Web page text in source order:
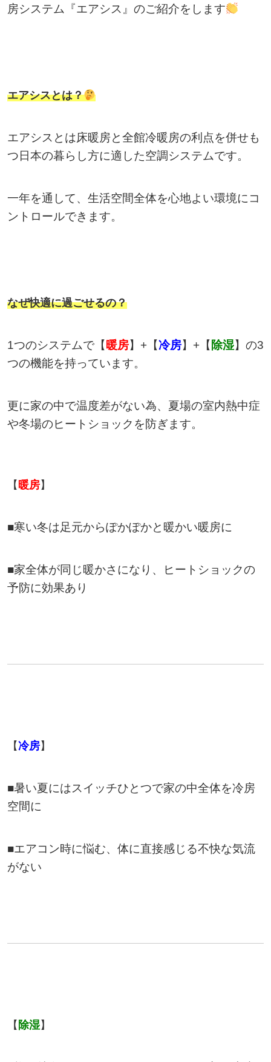
房システム『エアシス』のご紹介をします
エアシスとは？
エアシスとは床暖房と全館冷暖房の利点を併せも
つ日本の暮らし方に適した空調システムです。
一年を通して、生活空間全体を心地よい環境にコ
ントロールできます。
なぜ快適に過ごせるの？
1つのシステムで【暖房】+【冷房】+【 除湿】の3
つの機能を持っています。
更に家の中で温度差がない為、夏場の室内熱中症
や冬場のヒートショックを防ぎます。
【 暖房】
■寒い冬は足元からぽかぽかと暖かい暖房に
■家全体が同じ暖かさになり、ヒートショックの
予防に効果あり
【冷房】
■暑い夏にはスイッチひとつで家の中全体を冷房
空間に
■エアコン時に悩む、体に直接感じる不快な気流
がない
【 除湿】